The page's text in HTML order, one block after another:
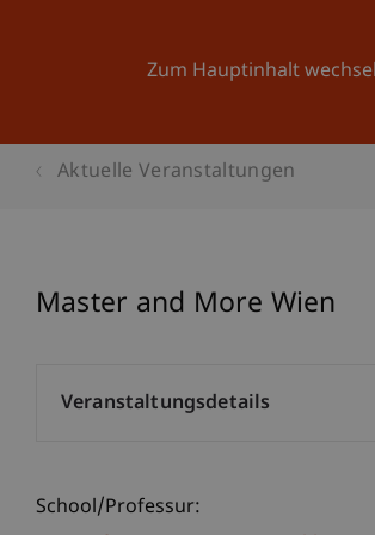
Zum Hauptinhalt
Aktuelle Veranstaltungen
Master and More Wien
School/Professur:
Veranstaltungsdetails